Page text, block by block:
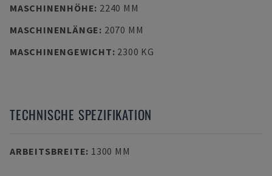
MASCHINENHÖHE: 2240 MM
MASCHINENLÄNGE: 2070 MM
MASCHINENGEWICHT: 2300 KG
TECHNISCHE SPEZIFIKATION
ARBEITSBREITE: 1300 MM